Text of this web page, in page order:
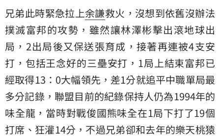
兄弟此時緊急拉上余謙救火，沒想到依舊沒辦法
撲滅富邦的攻勢，雖然讓林澤彬擊出滾地球出
局，2出局後又保送張育成，接著再連被4支安
打，包括王念好的三壘安打，1局上結束富邦已
經取得13：0大幅領先，差1分就追平中職單局最
多分記錄，聯盟目前的紀錄保持人仍為1994年的
味全龍，當時對戰俊國熊味全在1局下打了19個
打席、狂灌14分，不過兄弟卻和去年的樂天桃猿